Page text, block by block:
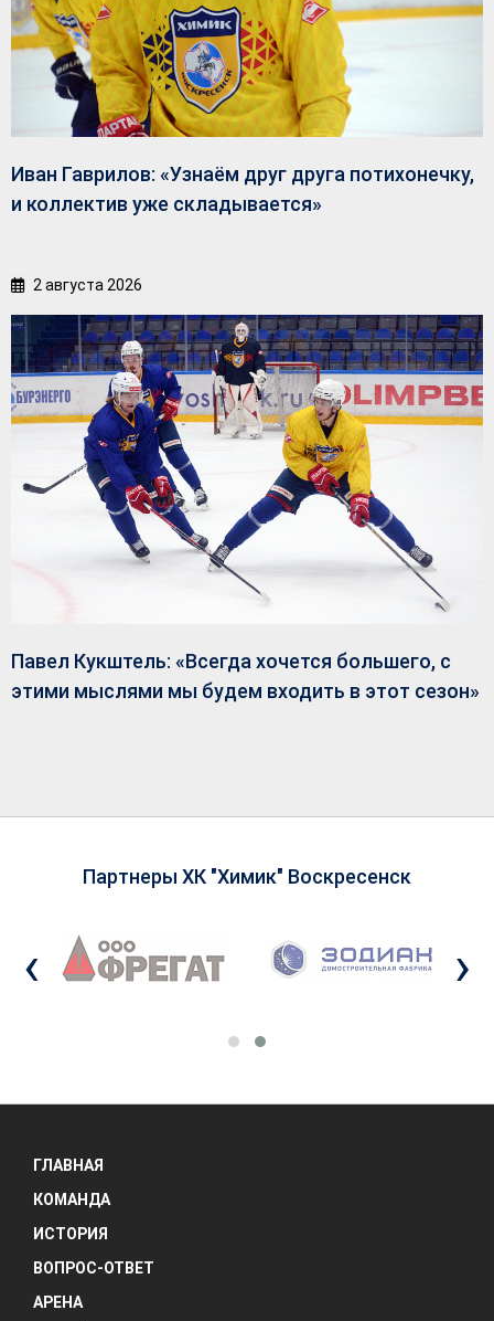
Иван Гаврилов: «Узнаём друг друга потихонечку,
и коллектив уже складывается»
2 августа 2026
Павел Кукштель: «Всегда хочется большего, с
этими мыслями мы будем входить в этот сезон»
Партнеры ХК "Химик" Воскресенск
‹ ›
ГЛАВНАЯ
КОМАНДА
ИСТОРИЯ
ВОПРОС-ОТВЕТ
АРЕНА